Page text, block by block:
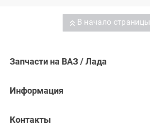
В начало страницы
Запчасти на ВАЗ / Лада
Информация
Контакты